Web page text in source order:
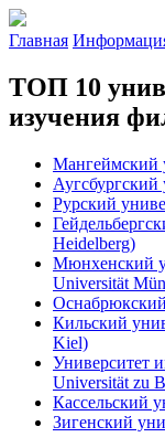
Главная
ТОП 10
изучения
Мангеймский
Аугсбургский
Рурский
Heidelberg)
Мюнхенский
Universität
Кильский
Kiel)
Университет
Universität zu
Кассельский
Зигенский